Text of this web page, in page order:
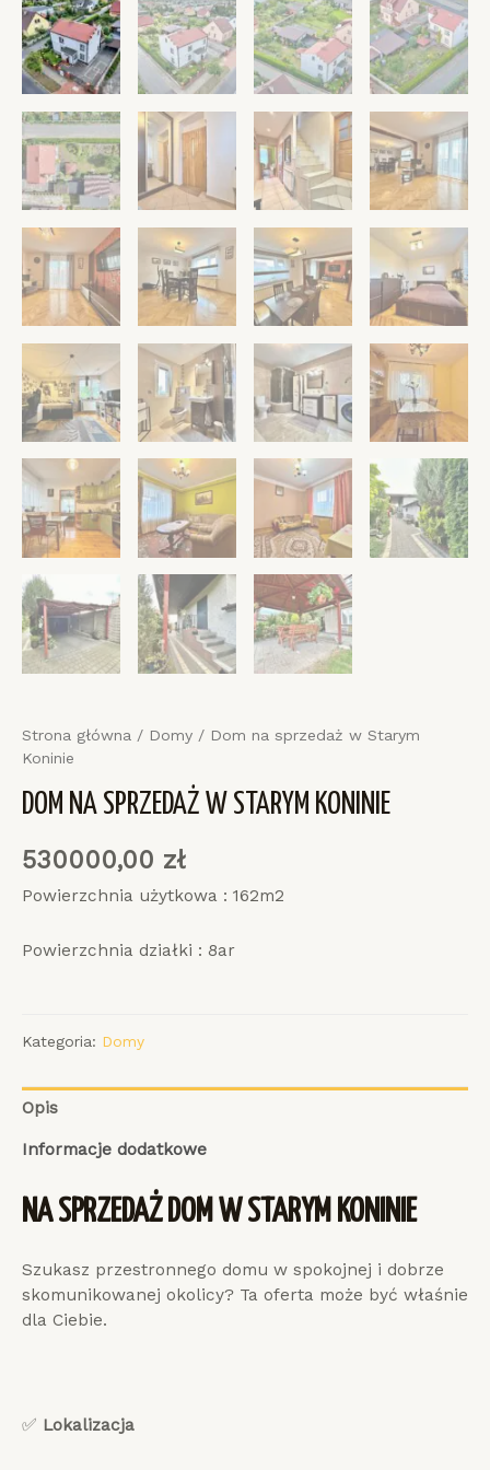
Strona główna / Domy / Dom na sprzedaż w Starym
Koninie
DOM NA SPRZEDAŻ W STARYM KONINIE
530000,00 zł
Powierzchnia użytkowa : 162m2
Powierzchnia działki : 8ar
Kategoria: Domy
Opis
Informacje dodatkowe
NA SPRZEDAŻ DOM W STARYM KONINIE
Szukasz przestronnego domu w spokojnej i dobrze
skomunikowanej okolicy? Ta oferta może być właśnie
dla Ciebie.
✅ Lokalizacja